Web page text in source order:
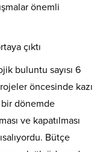
önemli
buluntu sayısı 6
öncesinde kazı
bir dönemde
ve kapatılması
Bütçe